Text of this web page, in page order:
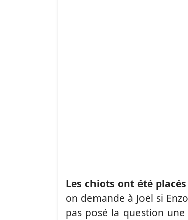
Les chiots ont été
on demande à Joël si
pas posé la question